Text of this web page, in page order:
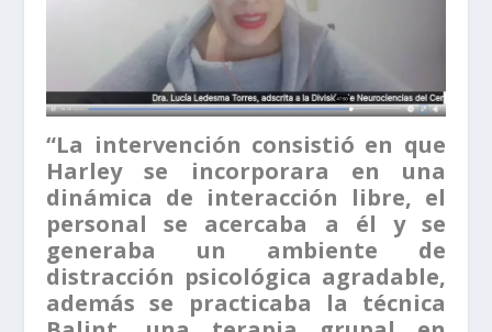
“La intervención consistió en que
Harley se incorporara en una
dinámica de interacción libre, el
personal se acercaba a él y se
generaba un ambiente de
distracción psicológica agradable,
además se practicaba la técnica